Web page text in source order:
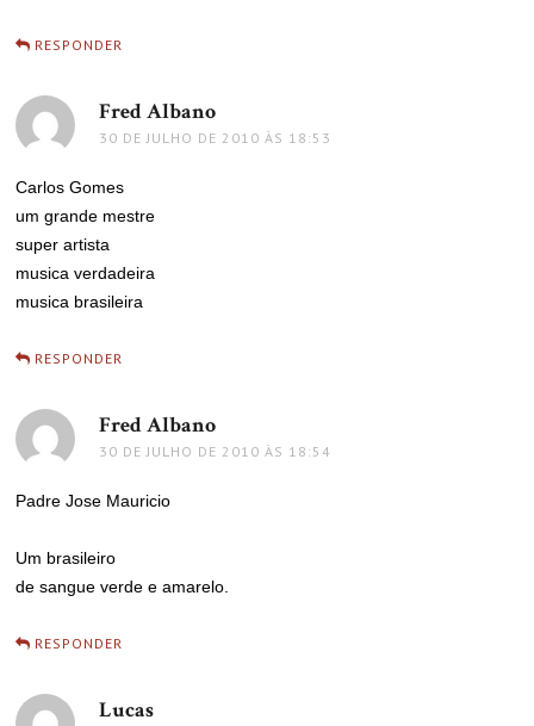
RESPONDER
Fred Albano
30 DE JULHO DE 2010 ÀS 18:53
Carlos Gomes
um grande mestre
super artista
musica verdadeira
musica brasileira
RESPONDER
Fred Albano
30 DE JULHO DE 2010 ÀS 18:54
Padre Jose Mauricio
Um brasileiro
de sangue verde e amarelo.
RESPONDER
Lucas